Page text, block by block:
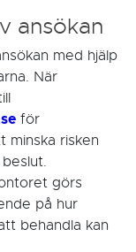
ansökan
med hjälp
När
för
minska risken
görs
på hur
behandla kan